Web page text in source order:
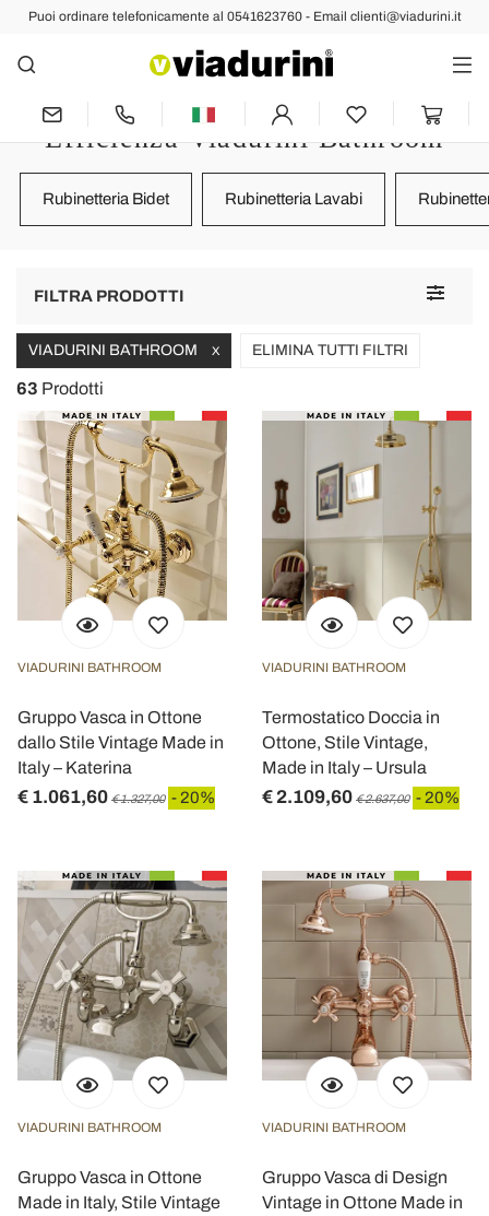
Puoi ordinare telefonicamente al 0541623760 - Email clienti@viadurini.it
Rubinetti e Miscelatori per il
Bagno, Design Moderno ed
Efficienza Viadurini Bathroom
Rubinetteria Bidet Rubinetteria Lavabi
Toggle
FILTRA PRODOTTI
VIADURINI BATHROOM X ELIMINA TUTTI FILTRI
63 Prodotti
VIADURINI BATHROOM
Gruppo Vasca in Ottone
dallo Stile Vintage Made in
Italy – Katerina
€ 1.061,60 € 1.327,00 - 20%
VIADURINI BATHROOM
Termostatico Doccia in
Ottone, Stile Vintage,
Made in Italy – Ursula
€ 2.109,60 € 2.637,00 - 20%
VIADURINI BATHROOM
Gruppo Vasca in Ottone
Made in Italy, Stile Vintage
VIADURINI BATHROOM
Gruppo Vasca di Design
Vintage in Ottone Made in